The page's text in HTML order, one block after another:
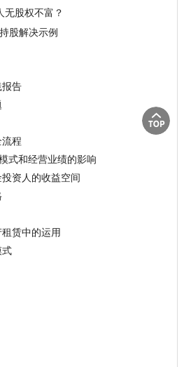
无股权不富？
股解决示例
报告
程
式和经营业绩的影响
资人的收益空间
赁中的运用
式